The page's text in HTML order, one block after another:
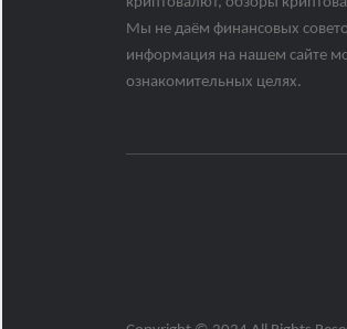
Мы не даём финансовых
информация на нашем сайте
ознакомительных целях.